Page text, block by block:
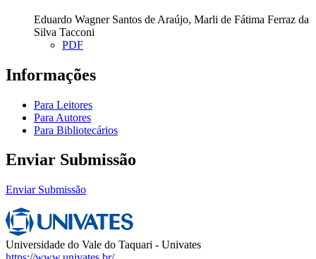
Eduardo Wagner Santos de Araújo, Marli de Fátima Ferraz da
Silva Tacconi
PDF
Informações
Para Leitores
Para Autores
Para Bibliotecários
Enviar Submissão
Enviar Submissão
Universidade do Vale do Taquari - Univates